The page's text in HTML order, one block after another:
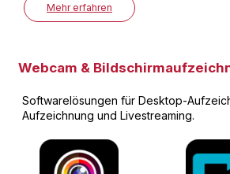
Mehr erfahren
Webcam &
Softwarelösungen für Desktop-
Aufzeichnung und Livestreaming.